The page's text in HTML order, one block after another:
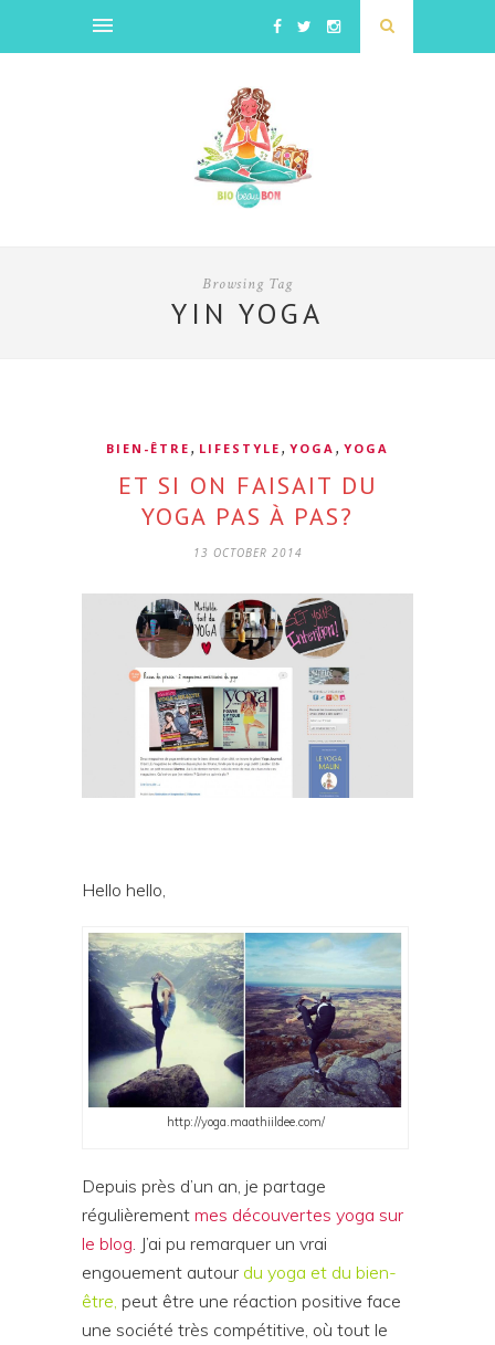
Browsing Tag
YIN YOGA
BIEN-ÊTRE , LIFESTYLE , YOGA , YOGA
ET SI ON FAISAIT DU
YOGA PAS À PAS?
13 OCTOBER 2014
Hello hello,
http://yoga.maathiildee.com/
Depuis près d’un an, je partage
régulièrement mes découvertes yoga sur
le blog . J’ai pu remarquer un vrai
engouement autour du yoga et du bien-
être, peut être une réaction positive face
une société très compétitive, où tout le